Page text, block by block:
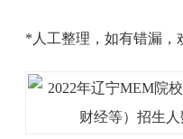
*人工整理，如有错漏，